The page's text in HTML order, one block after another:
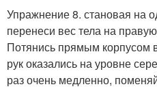
Упражнение 8. становая на
перенеси вес тела на
Потянись прямым корпусом
рук оказались на уровне
раз очень медленно,